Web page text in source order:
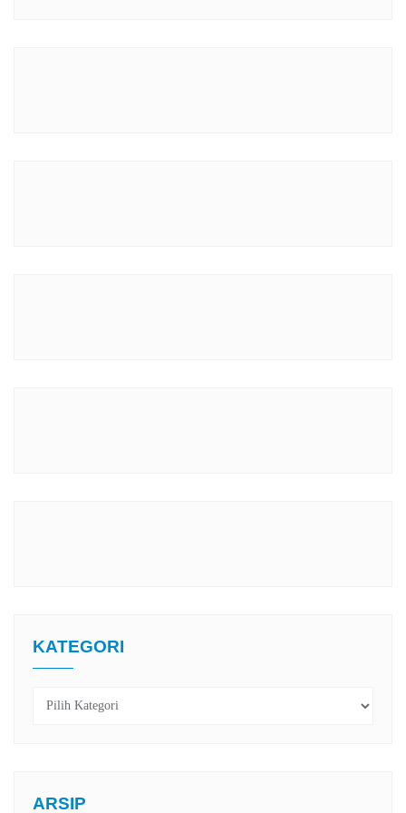
KATEGORI
Kategori
ARSIP